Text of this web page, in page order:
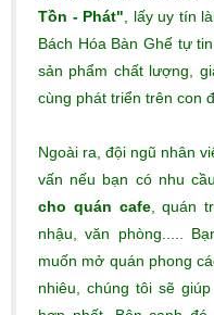
Tồn - Phát", lấy uy tín
Bách Hóa Bàn Ghế tự
sản phẩm chất lượng,
cùng phát triển trên con
Ngoài ra, đội ngũ nhân
vấn nếu bạn có nhu
cho quán cafe, quán
nhậu, văn phòng.....
muốn mở quán phong
nhiêu, chúng tôi sẽ